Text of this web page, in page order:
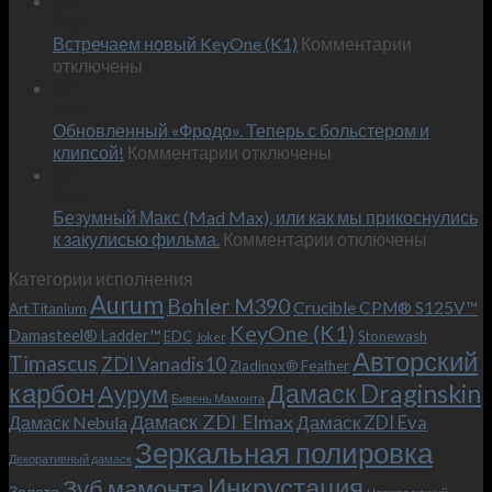
нож
–
и
Встречаем новый KeyOne (K1) Комментарии
KeyOne
отключены
Обновленный «Фродо». Теперь с больстером и
клипсой! Комментарии к
«Фродо».
Теперь
и
клипсой!
отключены
Безумный Макс (Mad Max), или как мы прикоснулись
к закулисью фильма. Комментарии к
Макс
(Mad
Max),
или
как
мы
прикоснулись
к
отключены
Категории исполнения
Art Titanium Aurum Bohler M390Crucible CPM® S125V™
Damasteel® Ladder™ EDC Joker KeyOne (K1) Stonewash
Timascus ZDI Vanadis10 Zladinox® FeatherАвторский
карбонАурум Бивень Мамонта Дамаск Draginskin
Дамаск Nebula Дамаск ZDI ElmaxДамаск ZDI Eva
Декоративный дамаск Зеркальная полировка